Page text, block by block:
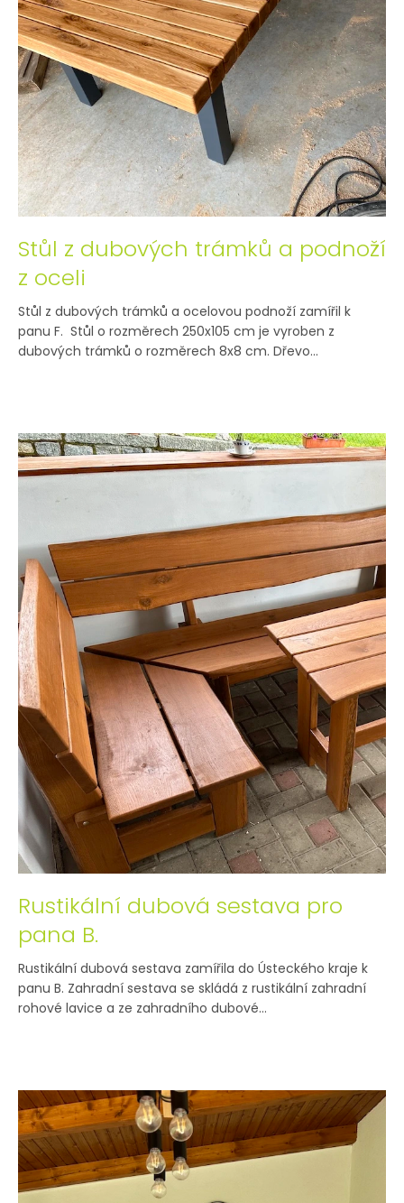
Stůl z dubových trámků a podnoží
z oceli
Stůl z dubových trámků a ocelovou podnoží zamířil k
panu F. Stůl o rozměrech 250x105 cm je vyroben z
dubových trámků o rozměrech 8x8 cm. Dřevo...
Rustikální dubová sestava pro
pana B.
Rustikální dubová sestava zamířila do Ústeckého kraje k
panu B. Zahradní sestava se skládá z rustikální zahradní
rohové lavice a ze zahradního dubové...